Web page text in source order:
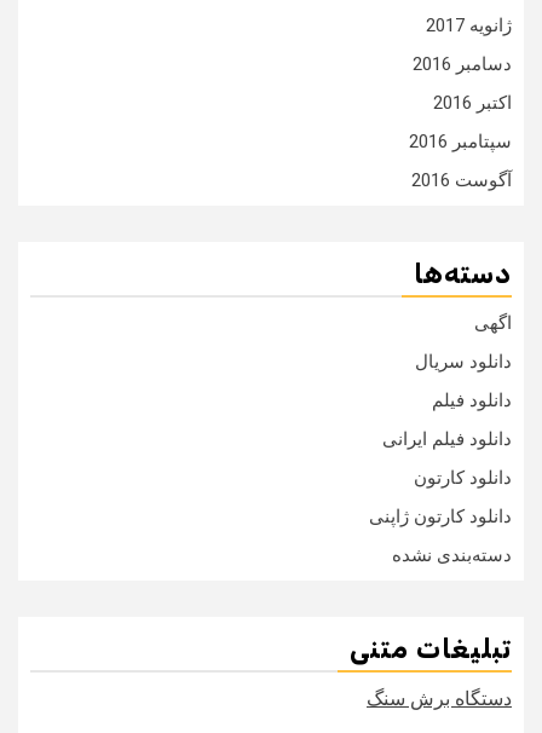
ژانویه 2017
دسامبر 2016
اکتبر 2016
سپتامبر 2016
آگوست 2016
دسته‌ها
اگهی
دانلود سریال
دانلود فیلم
دانلود فیلم ایرانی
دانلود کارتون
دانلود کارتون ژاپنی
دسته‌بندی نشده
تبلیغات متنی
دستگاه برش سنگ